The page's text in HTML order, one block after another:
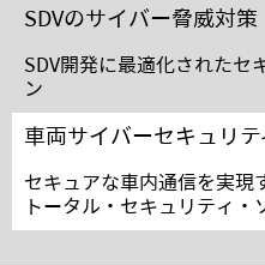
SDVのサイバー脅威対策
SDV開発に最適化されたセ
ン
車両サイバーセキュリテ
セキュアな車内通信を実現
トータル・セキュリティ・